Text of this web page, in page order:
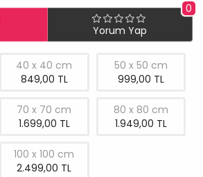
0
Yorum Yap
40 x 40 cm
849,00 TL
50 x 50 cm
999,00 TL
70 x 70 cm
1.699,00 TL
80 x 80 cm
1.949,00 TL
100 x 100 cm
2.499,00 TL